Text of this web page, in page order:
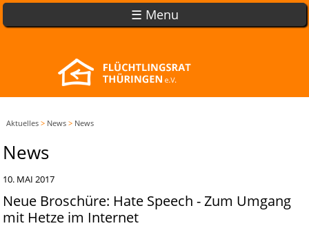
☰ Menu
Aktuelles > News > News
News
10. MAI 2017
Neue Broschüre: Hate Speech - Zum Umgang
mit Hetze im Internet